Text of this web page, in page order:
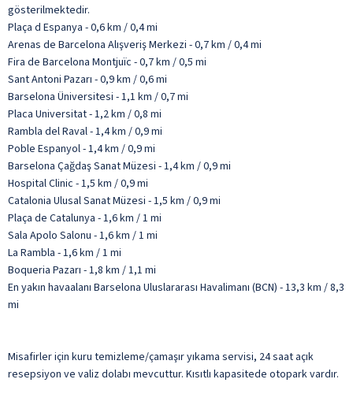
gösterilmektedir.
Plaça d Espanya - 0,6 km / 0,4 mi
Arenas de Barcelona Alışveriş Merkezi - 0,7 km / 0,4 mi
Fira de Barcelona Montjuïc - 0,7 km / 0,5 mi
Sant Antoni Pazarı - 0,9 km / 0,6 mi
Barselona Üniversitesi - 1,1 km / 0,7 mi
Placa Universitat - 1,2 km / 0,8 mi
Rambla del Raval - 1,4 km / 0,9 mi
Poble Espanyol - 1,4 km / 0,9 mi
Barselona Çağdaş Sanat Müzesi - 1,4 km / 0,9 mi
Hospital Clinic - 1,5 km / 0,9 mi
Catalonia Ulusal Sanat Müzesi - 1,5 km / 0,9 mi
Plaça de Catalunya - 1,6 km / 1 mi
Sala Apolo Salonu - 1,6 km / 1 mi
La Rambla - 1,6 km / 1 mi
Boqueria Pazarı - 1,8 km / 1,1 mi
En yakın havaalanı Barselona Uluslararası Havalimanı (BCN) - 13,3 km / 8,3
mi
Misafirler için kuru temizleme/çamaşır yıkama servisi, 24 saat açık
resepsiyon ve valiz dolabı mevcuttur. Kısıtlı kapasitede otopark vardır.